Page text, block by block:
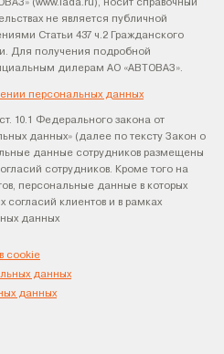
(www.lada.ru), носит справочный
не является публичной
Статьи 437 ч.2 Гражданского
Для получения подробной
дилерам АО «АВТОВАЗ».
персональных данных
10.1 Федерального закона от
данных» (далее по тексту Закон о
данные сотрудников размещены
сотрудников. Кроме того на
персональные данные в которых
клиентов и в рамках
данных
cookie
данных
данных